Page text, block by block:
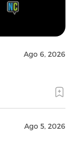
Ago 6, 2026
Ago 5, 2026